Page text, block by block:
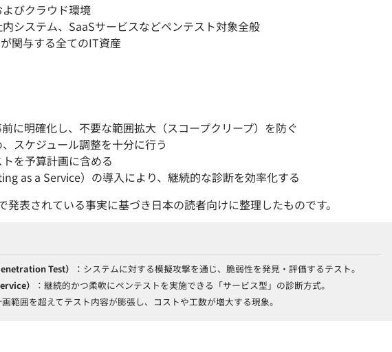
びクラウド環境
システム、SaaSサービスなどペンテスト対象全般
関与する全てのIT資産
に明確化し、不要な範囲拡大（スコープクリープ）を防ぐ
スケジュール調整を十分に行う
を予算計画に含める
as a Service）の導入により、継続的な診断を効率化する
発表されている事実に基づき日本の読者向けに整理したものです。
Test）
：システムに対する模擬攻撃を通じ、脆弱性を発見・評価するテスト。
）
：継続的かつ柔軟にペンテストを実施できる「サービス型」の診断方式。
画範囲を超えてテスト内容が膨張し、コストや工数が増大する現象。